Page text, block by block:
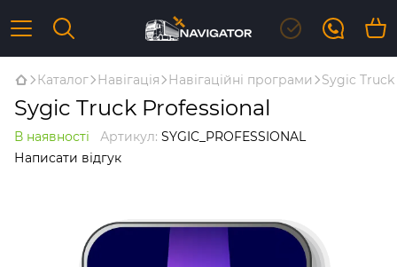
Каталог Навігація Навігаційні програми Sygic
Sygic Truck Professional
В наявності Артикул: SYGIC_PROFESSIONAL
Написати відгук